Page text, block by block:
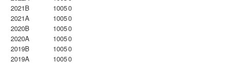
2021B
10050
2021A
10050
2020B
10050
2020A
10050
2019B
10050
2019A
10050